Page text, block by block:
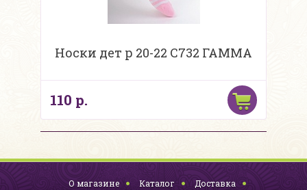
Носки дет р 20-22 С732 ГАММА
110 р.
О магазине Каталог Доставка